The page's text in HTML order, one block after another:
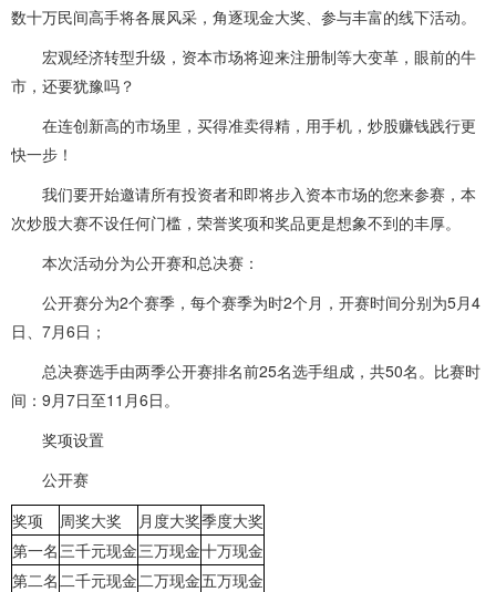
数十万民间高手将各展风采，角逐现金大奖、参与丰富的线下活动。
宏观经济转型升级，资本市场将迎来注册制等大变革，眼前的牛
市，还要犹豫吗？
在连创新高的市场里，买得准卖得精，用手机，炒股赚钱践行更
快一步！
我们要开始邀请所有投资者和即将步入资本市场的您来参赛，本
次炒股大赛不设任何门槛，荣誉奖项和奖品更是想象不到的丰厚。
本次活动分为公开赛和总决赛：
公开赛分为2个赛季，每个赛季为时2个月，开赛时间分别为5月4
日、7月6日；
总决赛选手由两季公开赛排名前25名选手组成，共50名。比赛时
间：9月7日至11月6日。
奖项设置
公开赛
奖项
周奖大奖 月度大奖季度大奖
第一名 三千元现金三万现金十万现金
第二名 二千元现金 二万现金五万现金